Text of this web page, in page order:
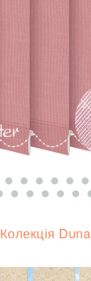
Колекція Duna